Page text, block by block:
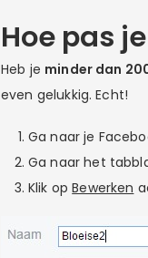
Hoe pas
Heb je minder dan
even gelukkig. Echt!
Ga naar je
Ga naar het
Klik opBewerken